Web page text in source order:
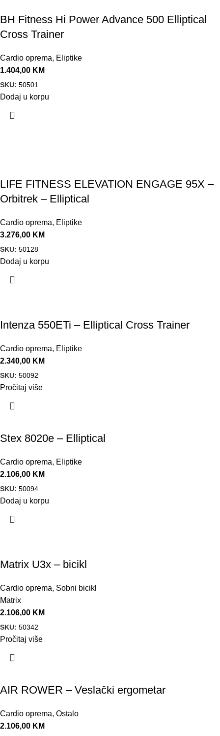
BH Fitness Hi Power Advance 500 Elliptical
Cross Trainer
Cardio oprema, Eliptike
1.404,00 KM
SKU: 50501
Dodaj u korpu
LIFE FITNESS ELEVATION ENGAGE 95X –
Orbitrek – Elliptical
Cardio oprema, Eliptike
3.276,00 KM
SKU: 50128
Dodaj u korpu
Intenza 550ETi – Elliptical Cross Trainer
Cardio oprema, Eliptike
2.340,00 KM
SKU: 50092
Pročitaj više
Stex 8020e – Elliptical
Cardio oprema, Eliptike
2.106,00 KM
SKU: 50094
Dodaj u korpu
Matrix U3x – bicikl
Cardio oprema, Sobni bicikl
Matrix
2.106,00 KM
SKU: 50342
Pročitaj više
AIR ROWER – Veslački ergometar
Cardio oprema, Ostalo
2.106,00 KM